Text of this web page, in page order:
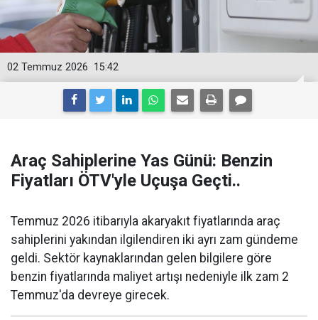
15:42
02 Temmuz 2026
Araç Sahiplerine Yas Günü: Benzin
Fiyatları ÖTV'yle Uçuşa Geçti..
Temmuz 2026 itibarıyla akaryakıt fiyatlarında araç
sahiplerini yakından ilgilendiren iki ayrı zam gündeme
geldi. Sektör kaynaklarından gelen bilgilere göre
benzin fiyatlarında maliyet artışı nedeniyle ilk zam 2
Temmuz'da devreye girecek.